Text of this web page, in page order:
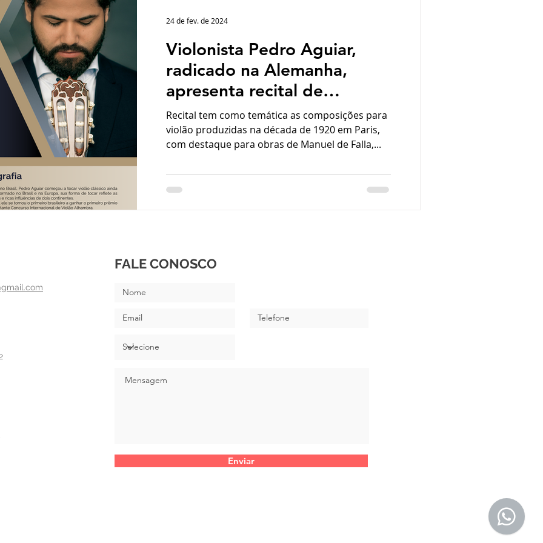
Violonista Pedro Aguiar,
radicado na Alemanha,
apresenta recital de
abertura da série Recitais
Casa da Música Poa, que
neste ano completa 15 anos
de existência
Recital tem como temática as composições para
violão produzidas na década de 1920 em Paris,
com destaque para obras de Manuel de Falla,...
24 de fev. de 2024
FALE CONOSCO
Enviar